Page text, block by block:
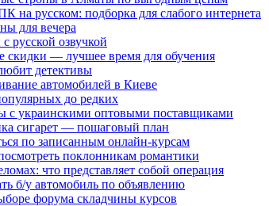
на русском: подборка для слабого интернета
для вечера
русской озвучкой
скидки — лучшее время для обучения
детективы
автомобилей в Киеве
до редких
с украинскими оптовыми поставщиками
сигарет — пошаговый план
по записанным онлайн-курсам
поклонникам романтики
что представляет собой операция
б/у автомобиль по объявлению
форума складчины курсов